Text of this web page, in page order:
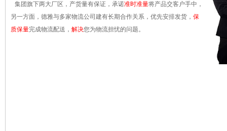
集团旗下两大厂区，产货量有保证，承诺准时准量将产品交客户手中，
另一方面，德雅与多家物流公司建有长期合作关系，优先安排发货， 保
质保量完成物流配送， 解决您为物流担忧的问题。